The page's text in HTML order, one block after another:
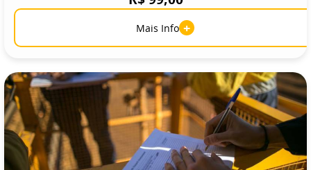
Mais Info +